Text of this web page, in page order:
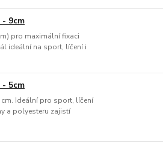
9cm
pro maximální fixaci
ideální na sport, líčení i
5cm
cm. Ideální pro sport, líčení
a polyesteru zajistí